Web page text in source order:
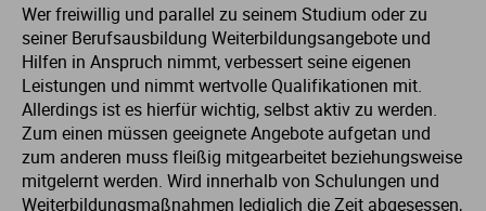
Wer freiwillig und parallel zu seinem Studium oder zu
seiner Berufsausbildung Weiterbildungsangebote und
Hilfen in Anspruch nimmt, verbessert seine eigenen
Leistungen und nimmt wertvolle Qualifikationen mit.
Allerdings ist es hierfür wichtig, selbst aktiv zu werden.
Zum einen müssen geeignete Angebote aufgetan und
zum anderen muss fleißig mitgearbeitet beziehungsweise
mitgelernt werden. Wird innerhalb von Schulungen und
Weiterbildungsmaßnahmen lediglich die Zeit abgesessen,